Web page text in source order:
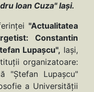
Ioan Cuza" Iaşi.
"Actualitatea
Constantin
Lupaşcu", Iaşi,
organizatoare:
"Ştefan Lupaşcu"
a Universităţii